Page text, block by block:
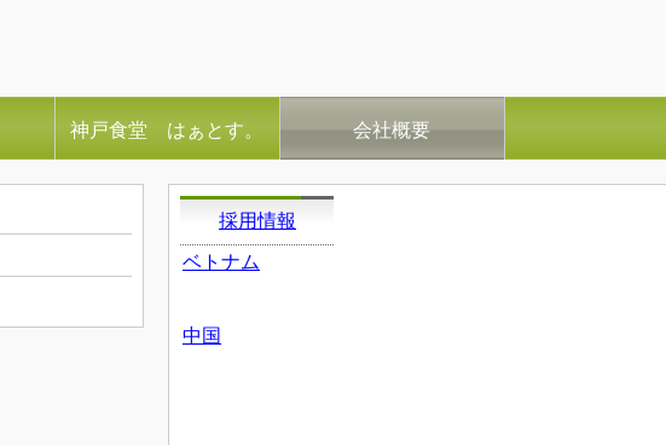
神戸食堂 はぁとす。 会社概要
採用情報
ベトナム
中国